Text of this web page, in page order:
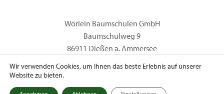
Wörlein Baumschulen GmbH
Baumschulweg 9
86911 Dießen a. Ammersee
© 2026 Wörlein Baumschulen GmbH
Wir verwenden Cookies, um Ihnen das beste Erlebnis auf unserer
Website zu bieten.